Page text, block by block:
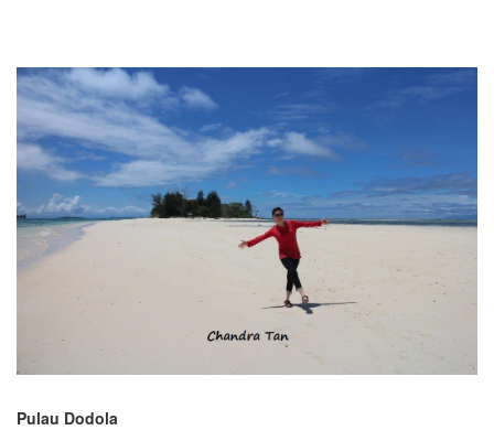
Pulau Dodola